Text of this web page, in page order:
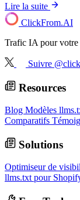
Lire la suite
ClickFrom.AI
Trafic IA pour
Suivre
Resources
Blog Modèles
Comparatifs
Solutions
Optimiseur de
llms.txt pour